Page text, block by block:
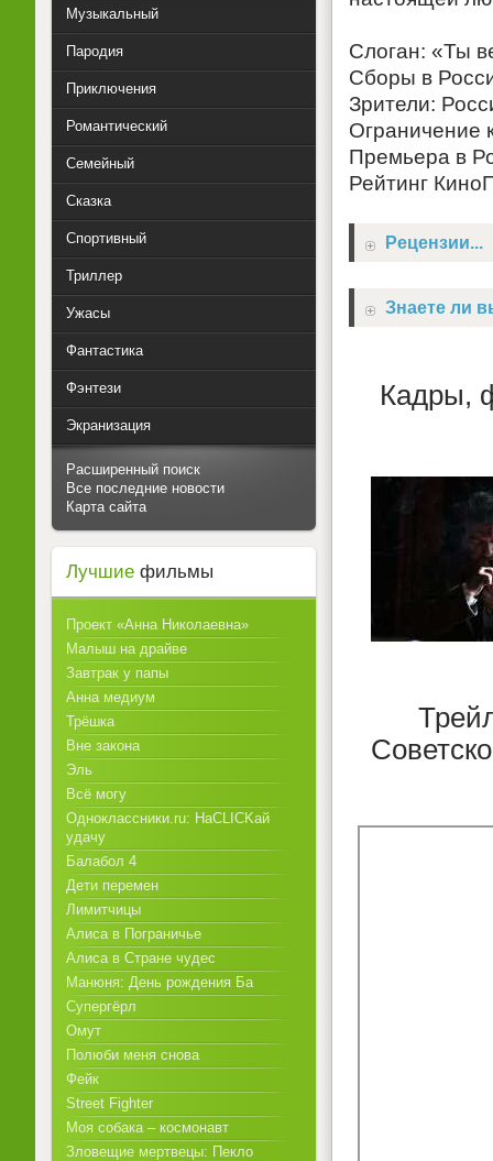
Слоган: «Ты
Сборы в
Зрители:
Ограничение
Премьера в
Рейтинг
Рецензии...
Знаете ли
Кадры,
Музыкальный
Пародия
Приключения
Романтический
Семейный
Сказка
Спортивный
Триллер
Ужасы
Фантастика
Фэнтези
Экранизация
Расширенный поиск
Все последние новости
Карта сайта
Лучшие фильмы
Проект «Анна Николаевна»
Малыш на драйве
Завтрак у папы
Анна медиум
Трёшка
Вне закона
Эль
Всё могу
Одноклассники.ru: НаCLICKай
удачу
Балабол 4
Дети перемен
Лимитчицы
Алиса в Пограничье
Алиса в Стране чудес
Манюня: День рождения Ба
Супергёрл
Омут
Полюби меня снова
Фейк
Street Fighter
Моя собака – космонавт
Зловещие мертвецы: Пекло